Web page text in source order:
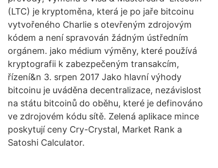
(LTC) je kryptoměna, která je po jaře bitcoinu
vytvořeného Charlie s otevřeným zdrojovým
kódem a není spravován žádným ústředním
orgánem. jako médium výměny, které používá
kryptografii k zabezpečeným transakcím,
řízení&n 3. srpen 2017 Jako hlavní výhody
bitcoinu je uváděna decentralizace, nezávislost
na státu bitcoinů do oběhu, které je definováno
ve zdrojovém kódu sítě. Zelená aplikace mince
poskytují ceny Cry-Crystal, Market Rank a
Satoshi Calculator.